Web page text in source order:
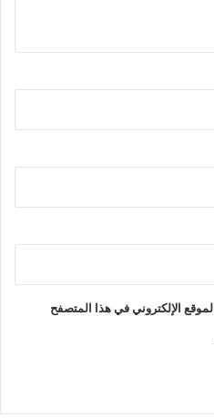
الإلكتروني في هذا المتصفح